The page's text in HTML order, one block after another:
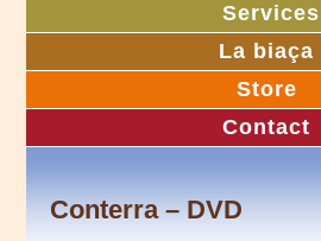
Services
La biaça
Store
Contact
Conterra – DVD